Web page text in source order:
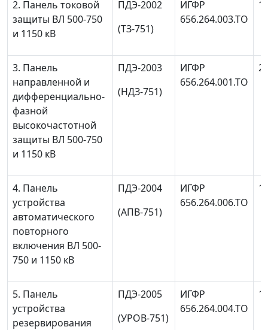
2. Панель токовой
защиты ВЛ 500-750
и 1150 кВ
ПДЭ-2002
(TЗ-751)
ИГФР
656.264.003.ТО
1
3. Панель
направленной и
дифференциально-
фазной
высокочастотной
защиты ВЛ 500-750
и 1150 кВ
ПДЭ-2003
(НДЗ-751)
ИГФР
656.264.001.ТО
2
4. Панель
устройства
автоматического
повторного
включения ВЛ 500-
750 и 1150 кВ
ПДЭ-2004
(АПВ-751)
ИГФР
656.264.006.ТО
1
5. Панель
устройства
резервирования
ПДЭ-2005
(УРОВ-751)
ИГФР
656.264.004.ТО
1